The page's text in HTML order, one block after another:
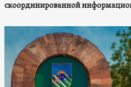
скоординированной